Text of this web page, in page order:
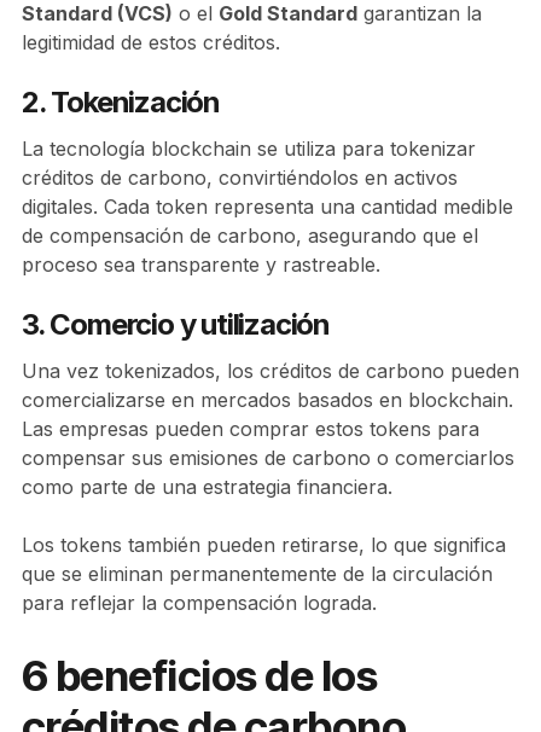
Standard (VCS) o el Gold Standardgarantizan la
legitimidad de estos créditos.
2. Tokenización
La tecnología blockchain se utiliza para tokenizar
créditos de carbono, convirtiéndolos en activos
digitales. Cada token representa una cantidad medible
de compensación de carbono, asegurando que el
proceso sea transparente y rastreable.
3. Comercio y utilización
Una vez tokenizados, los créditos de carbono pueden
comercializarse en mercados basados en blockchain.
Las empresas pueden comprar estos tokens para
compensar sus emisiones de carbono o comerciarlos
como parte de una estrategia financiera.
Los tokens también pueden retirarse, lo que significa
que se eliminan permanentemente de la circulación
para reflejar la compensación lograda.
6 beneficios de los